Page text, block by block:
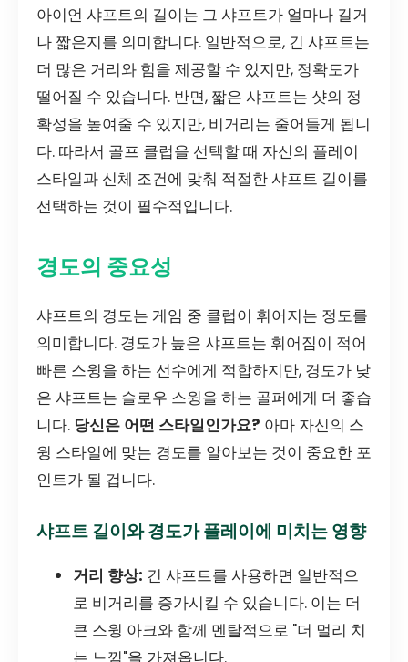
아이언 샤프트의 길이는 그 샤프트가 얼마나 길거
나 짧은지를 의미합니다. 일반적으로, 긴 샤프트는
더 많은 거리와 힘을 제공할 수 있지만, 정확도가
떨어질 수 있습니다. 반면, 짧은 샤프트는 샷의 정
확성을 높여줄 수 있지만, 비거리는 줄어들게 됩니
다. 따라서 골프 클럽을 선택할 때 자신의 플레이
스타일과 신체 조건에 맞춰 적절한 샤프트 길이를
선택하는 것이 필수적입니다.
경도의 중요성
샤프트의 경도는 게임 중 클럽이 휘어지는 정도를
의미합니다. 경도가 높은 샤프트는 휘어짐이 적어
빠른 스윙을 하는 선수에게 적합하지만, 경도가 낮
은 샤프트는 슬로우 스윙을 하는 골퍼에게 더 좋습
니다. 당신은 어떤 스타일인가요? 아마 자신의 스
윙 스타일에 맞는 경도를 알아보는 것이 중요한 포
인트가 될 겁니다.
샤프트 길이와 경도가 플레이에 미치는 영향
거리 향상: 긴 샤프트를 사용하면 일반적으
로 비거리를 증가시킬 수 있습니다. 이는 더
큰 스윙 아크와 함께 멘탈적으로 "더 멀리 치